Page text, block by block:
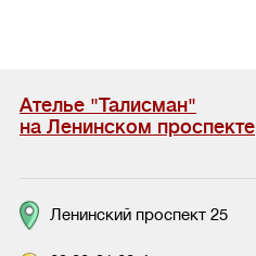
Ателье "Талисман"
на Ленинском проспекте
Ленинский проспект 25